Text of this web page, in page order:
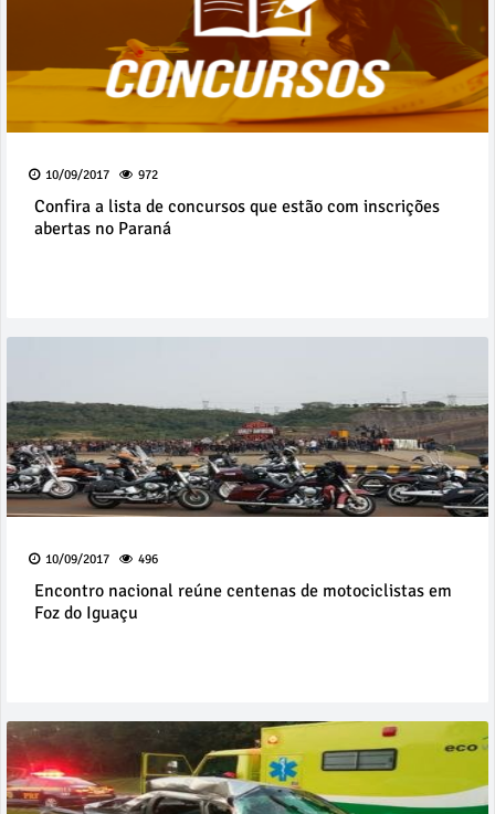
10/09/2017 972
Confira a lista de concursos que estão com inscrições
abertas no Paraná
10/09/2017 496
Encontro nacional reúne centenas de motociclistas em
Foz do Iguaçu